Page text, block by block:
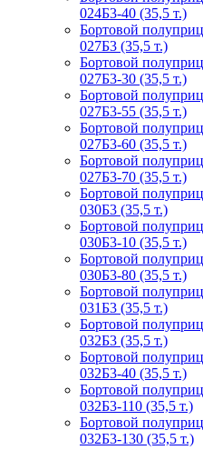
024Б3-40 (35,5 т.)
Бортовой
027Б3 (35,5 т.)
Бортовой
027Б3-30 (35,5 т.)
Бортовой
027Б3-55 (35,5 т.)
Бортовой
027Б3-60 (35,5 т.)
Бортовой
027Б3-70 (35,5 т.)
Бортовой
030Б3 (35,5 т.)
Бортовой
030Б3-10 (35,5 т.)
Бортовой
030Б3-80 (35,5 т.)
Бортовой
031Б3 (35,5 т.)
Бортовой
032Б3 (35,5 т.)
Бортовой
032Б3-40 (35,5 т.)
Бортовой
032Б3-110 (35,5 т.)
Бортовой
032Б3-130 (35,5 т.)